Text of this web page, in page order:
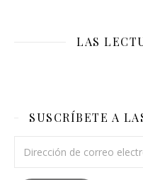
LAS
SUSCRÍBETE A